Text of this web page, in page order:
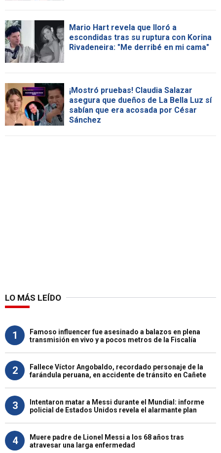
Mario Hart revela que lloró a
escondidas tras su ruptura con Korina
Rivadeneira: "Me derribé en mi cama"
¡Mostró pruebas! Claudia Salazar
asegura que dueños de La Bella Luz sí
sabían que era acosada por César
Sánchez
LO MÁS LEÍDO
1
Famoso influencer fue asesinado a balazos en plena
transmisión en vivo y a pocos metros de la Fiscalía
2
Fallece Víctor Angobaldo, recordado personaje de la
farándula peruana, en accidente de tránsito en Cañete
3
Intentaron matar a Messi durante el Mundial: informe
policial de Estados Unidos revela el alarmante plan
4
Muere padre de Lionel Messi a los 68 años tras
atravesar una larga enfermedad